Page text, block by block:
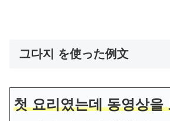
그다지 を使った例文
첫 요리였는데 동영상을